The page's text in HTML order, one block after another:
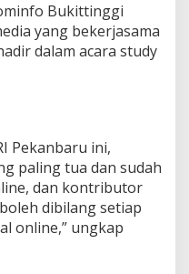
Bukittinggi
yang bekerjasama
dalam acara study
Pekanbaru ini,
paling tua dan sudah
dan kontributor
dibilang setiap
online,” ungkap